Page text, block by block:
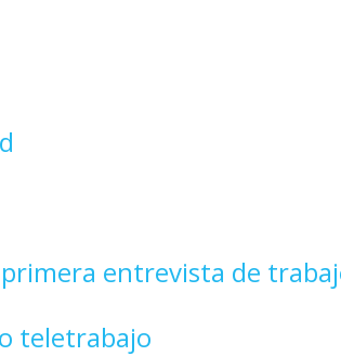
entrevista de
teletrabajo